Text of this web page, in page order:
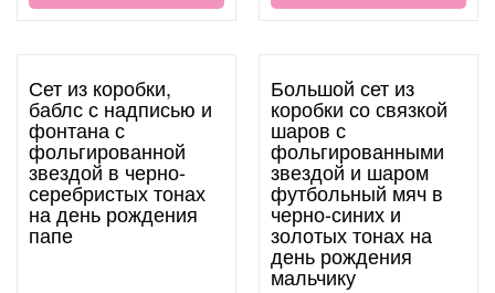
Сет из коробки,
баблс с надписью и
фонтана с
фольгированной
звездой в черно-
серебристых тонах
на день рождения
папе
Большой сет из
коробки со связкой
шаров с
фольгированными
звездой и шаром
футбольный мяч в
черно-синих и
золотых тонах на
день рождения
мальчику